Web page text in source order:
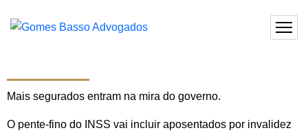
Mais segurados entram na mira do governo.
O pente-fino do INSS vai incluir aposentados por invalidez